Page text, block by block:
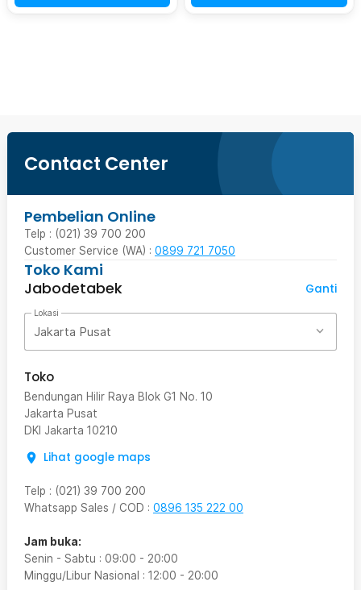
Contact Center
Pembelian Online
Telp : (021) 39 700 200
Customer Service (WA) : 0899 721 7050
Toko Kami
Jabodetabek
Ganti
Lokasi
Jakarta Pusat
Toko
Bendungan Hilir Raya Blok G1 No. 10
Jakarta Pusat
DKI Jakarta 10210
Lihat google maps
Telp : (021) 39 700 200
Whatsapp Sales / COD : 0896 135 222 00
Jam buka:
Senin - Sabtu : 09:00 - 20:00
Minggu/Libur Nasional : 12:00 - 20:00